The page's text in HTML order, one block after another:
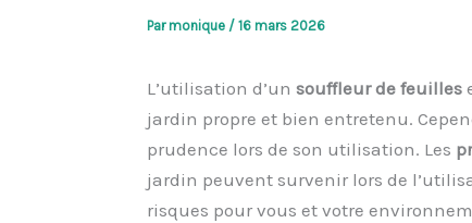
Parmonique / 16 mars 2026
L’utilisation d’un souffleur de feuilles
jardin propre et bien entretenu.
prudence lors de son utilisation. Les
jardin peuvent survenir lors de
risques pour vous et votre